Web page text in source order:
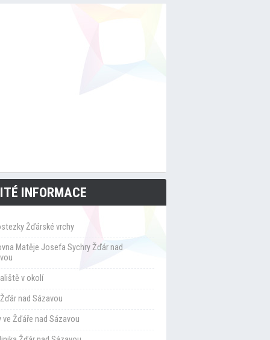
INFORMACE
Žďárské vrchy
Matěje Josefa Sychry Žďár nad
v okolí
nad Sázavou
ve Žďáře nad Sázavou